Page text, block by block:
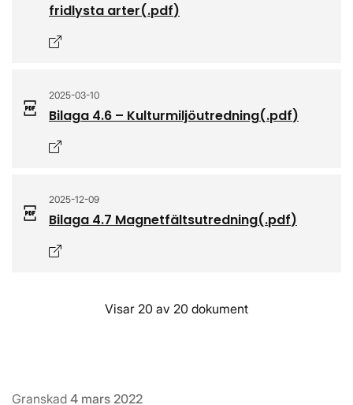
fridlysta arter(.pdf)
2025-03-10
Bilaga 4.6 – Kulturmiljöutredning(.pdf)
2025-12-09
Bilaga 4.7 Magnetfältsutredning(.pdf)
Visar 20 av 20 dokument
Granskad 4 mars 2022